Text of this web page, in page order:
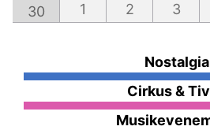
30
1 2 3
Nostalgia
Cirkus &